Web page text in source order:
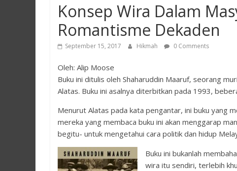
Konsep Wira Dalam
Romantisme Dekaden
September 15, 2017 Hikmah 0 Comments
Oleh: Alip Moose
Buku ini ditulis oleh Shaharuddin Maaruf, seorang
Alatas. Buku ini asalnya diterbitkan pada 1993,
Menurut Alatas pada kata pengantar, ini buku yang
mereka yang membaca buku ini akan menggarap
begitu- untuk mengetahui cara politik dan hidup
Buku ini bukanlah
wira itu sendiri, terlebih